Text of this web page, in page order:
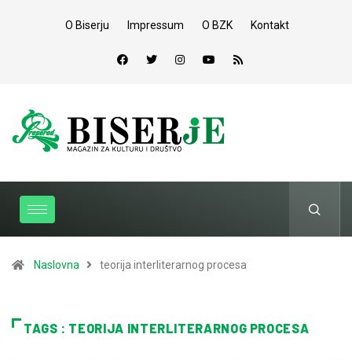
O Biserju Impressum O BZK Kontakt
Naslovna teorija interliterarnog procesa
TAGS : TEORIJA INTERLITERARNOG PROCESA